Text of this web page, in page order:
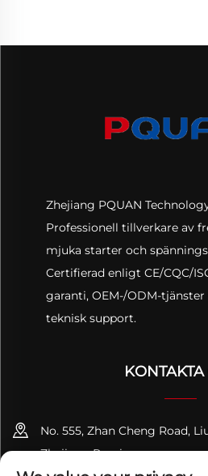
trefas utgång, 50–60 Hz,
Zhejiang PQUAN
Professionell tillverkare av
mjuka starter och
Certifierad enligt CE/CQC/
garanti, OEM-/ODM-
teknisk support.
KONTAKTA
No. 555, Zhan Cheng Road,
Zhejiang Province